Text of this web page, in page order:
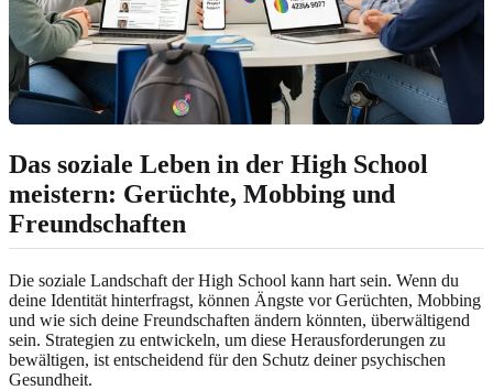
Das soziale Leben in der High School
meistern: Gerüchte, Mobbing und
Freundschaften
Die soziale Landschaft der High School kann hart sein. Wenn du
deine Identität hinterfragst, können Ängste vor Gerüchten, Mobbing
und wie sich deine Freundschaften ändern könnten, überwältigend
sein. Strategien zu entwickeln, um diese Herausforderungen zu
bewältigen, ist entscheidend für den Schutz deiner psychischen
Gesundheit.